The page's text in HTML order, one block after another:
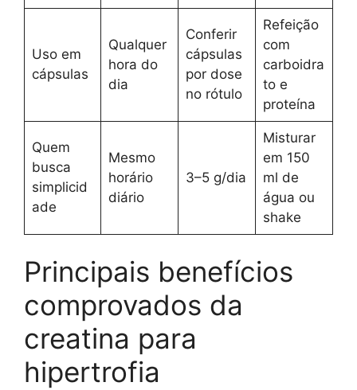
Uso em
cápsulas
Qualquer
hora do
dia
Conferir
cápsulas
por dose
no rótulo
Refeição
com
carboidra
to e
proteína
Quem
busca
simplicid
ade
Mesmo
horário
diário
3–5 g/dia
Misturar
em 150
ml de
água ou
shake
Principais benefícios
comprovados da
creatina para
hipertrofia